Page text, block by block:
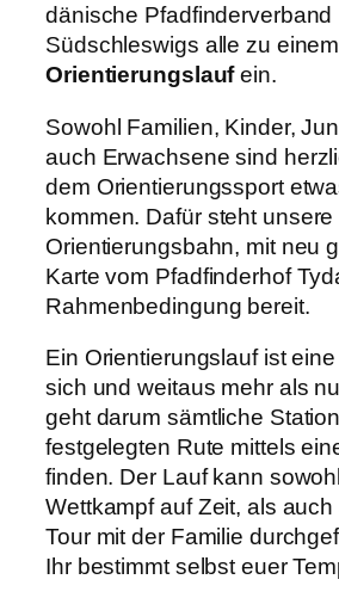
dänische Pfadfinderverband
Südschleswigs alle zu
Orientierungslaufein.
Sowohl Familien, Kinder,
auch Erwachsene sind
dem Orientierungssport
kommen. Dafür steht
Orientierungsbahn, mit neu
Karte vom Pfadfinderhof
Rahmenbedingung bereit.
Ein Orientierungslauf ist
sich und weitaus mehr als
geht darum sämtliche
festgelegten Rute mittels
finden. Der Lauf kann
Wettkampf auf Zeit, als
Tour mit der Familie
Ihr bestimmt selbst euer